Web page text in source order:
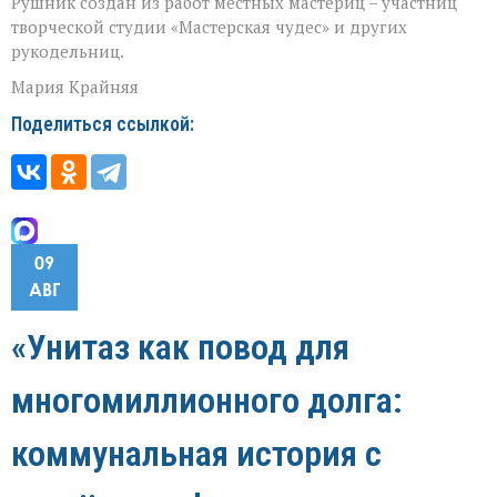
творческой студии «Мастерская чудес» и других
рукодельниц.
Мария Крайняя
Поделиться ссылкой:
09
АВГ
«Унитаз как повод для
многомиллионного долга:
коммунальная история с